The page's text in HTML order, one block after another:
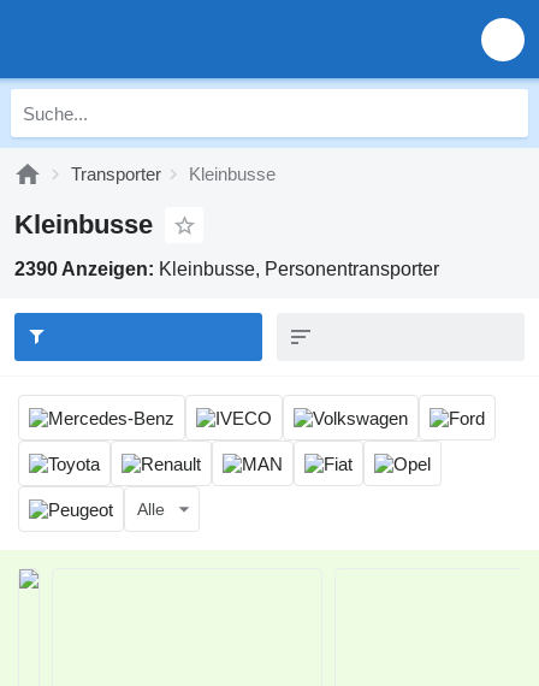
Transporter Kleinbusse
Kleinbusse
2390 Anzeigen: Kleinbusse, Personentransporter
Alle